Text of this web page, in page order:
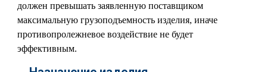
должен превышать заявленную поставщиком
максимальную грузоподъемность изделия, иначе
противопролежневое воздействие не будет
эффективным.